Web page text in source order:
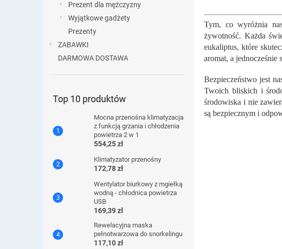
Prezent dla mężczyzny
Wyjątkowe gadżety
Prezenty
ZABAWKI
DARMOWA DOSTAWA
Top 10 produktów
Mocna przenośna klimatyzacja
z funkcją grzania i chłodzenia
powietrza 2 w 1
554,25 zł
Klimatyzator przenośny
172,78 zł
Wentylator biurkowy z mgiełką
wodną - chłodnica powietrza
USB
169,39 zł
Rewelacyjna maska ​​
pełnotwarzowa do snorkelingu
117,10 zł
Tym, co wyróżnia
żywotność. Każda
eukaliptus, które
aromat, a
Bezpieczeństwo jest
Twoich bliskich i
środowiska i nie
są bezpiecznym i